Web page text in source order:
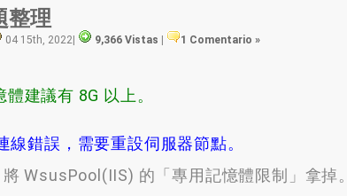
整理
04 15th, 2022| 9,366 Vistas | 1 Comentario »
建議有 8G 以上。
線錯誤， 需要重設伺服器節點。
將 WsusPool(IIS) 的「專用記憶體限制」拿掉。